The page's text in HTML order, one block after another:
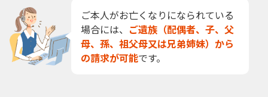
ご本人がお亡くなりになられている
場合には、 ご遺族（配偶者、子、父
母、孫、祖父母又は兄弟姉妹）から
の請求が可能です。